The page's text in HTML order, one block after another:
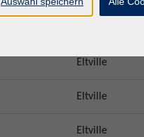
Eltville
Eltville
Eltville